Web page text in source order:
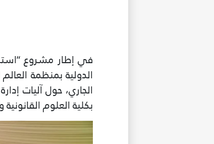
في إطار مشروع
الجاري، حول آليات
بكلية العلوم